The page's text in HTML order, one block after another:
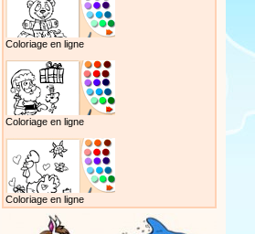
Coloriage en ligne
Coloriage en ligne
Coloriage en ligne